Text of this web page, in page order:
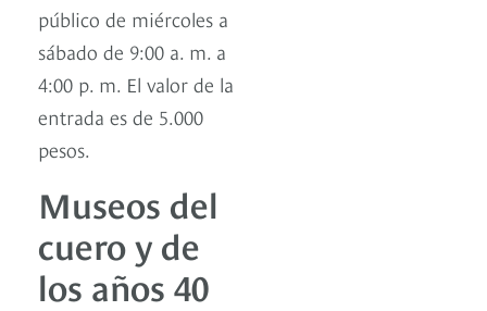
público de miércoles a
sábado de 9:00 a. m. a
4:00 p. m. El valor de la
entrada es de 5.000
pesos.
Museos del
cuero y de
los años 40